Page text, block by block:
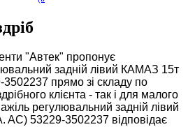
"Автек" пропонує
задній лівий КАМАЗ 15т
прямо зі складу по
клієнта - так і для малого
регулювальний задній лівий
53229-3502237 відповідає